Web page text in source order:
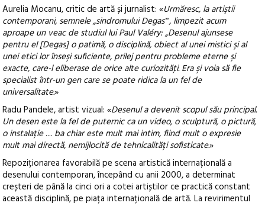
Aurelia Mocanu, critic de artă și jurnalist: «Urmăresc, la artiştii
contemporani, semnele „sindromului Degasˮ, limpezit acum
aproape un veac de studiul lui Paul Valéry: „Desenul ajunsese
pentru el [Degas] o patimă, o disciplină, obiect al unei mistici şi al
unei etici lor înseşi suficiente, prilej pentru probleme eterne şi
exacte, care-l eliberase de orice alte curiozităţi. Era şi voia să fie
specialist într-un gen care se poate ridica la un fel de
universalitate.»
Radu Pandele, artist vizual: «Desenul a devenit scopul său principal.
Un desen este la fel de puternic ca un video, o sculptură, o pictură,
o instalație … ba chiar este mult mai intim, fiind mult o expresie
mult mai directă, nemijlocită de tehnicalități sofisticate.»
Repoziționarea favorabilă pe scena artistică internațională a
desenului contemporan, începând cu anii 2000, a determinat
creșteri de până la cinci ori a cotei artiștilor ce practică constant
această disciplină, pe piața internațională de artă. La revirimentul